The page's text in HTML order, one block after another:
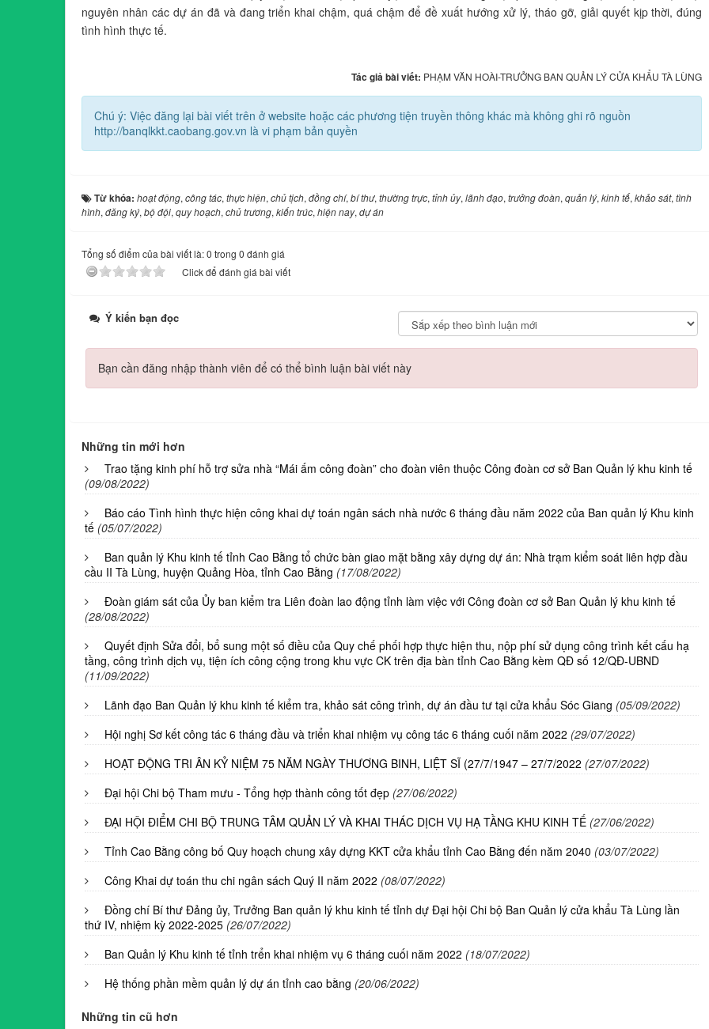
nguyên nhân các dự án đã và đang triển khai chậm, quá chậm để đề xuất hướng xử lý, tháo gỡ, giải quyết kịp thời, đúng
tình hình thực tế.
Tác giả bài viết: PHẠM VĂN HOÀI-TRƯỞNG BAN QUẢN LÝ CỬA KHẨU TÀ LÙNG
Chú ý: Việc đăng lại bài viết trên ở website hoặc các phương tiện truyền thông khác mà không ghi rõ nguồn
http://banqlkkt.caobang.gov.vn là vi phạm bản quyền
Từ khóa: hoạt động, công tác, thực hiện, chủ tịch, đồng chí, bí thư, thường trực, tỉnh ủy, lãnh đạo, trưởng đoàn, quản lý, kinh tế, khảo sát, tình
hình, đăng ký, bộ đội, quy hoạch, chủ trương, kiến trúc, hiện nay, dự án
Tổng số điểm của bài viết là: 0 trong 0 đánh giá
Click để đánh giá bài viết
Ý kiến bạn đọc
Bạn cần đăng nhập thành viên để có thể bình luận bài viết này
Những tin mới hơn
Trao tặng kinh phí hỗ trợ sửa nhà “Mái ấm công đoàn” cho đoàn viên thuộc Công đoàn cơ sở Ban Quản lý khu kinh tế
(09/08/2022)
Báo cáo Tình hình thực hiện công khai dự toán ngân sách nhà nước 6 tháng đầu năm 2022 của Ban quản lý Khu kinh
tế (05/07/2022)
Ban quản lý Khu kinh tế tỉnh Cao Bằng tổ chức bàn giao mặt bằng xây dựng dự án: Nhà trạm kiểm soát liên hợp đầu
cầu II Tà Lùng, huyện Quảng Hòa, tỉnh Cao Bằng (17/08/2022)
Đoàn giám sát của Ủy ban kiểm tra Liên đoàn lao động tỉnh làm việc với Công đoàn cơ sở Ban Quản lý khu kinh tế
(28/08/2022)
Quyết định Sửa đổi, bổ sung một số điều của Quy chế phối hợp thực hiện thu, nộp phí sử dụng công trình kết cấu hạ
tầng, công trình dịch vụ, tiện ích công cộng trong khu vực CK trên địa bàn tỉnh Cao Bằng kèm QĐ số 12/QĐ-UBND
(11/09/2022)
Lãnh đạo Ban Quản lý khu kinh tế kiểm tra, khảo sát công trình, dự án đầu tư tại cửa khẩu Sóc Giang (05/09/2022)
Hội nghị Sơ kết công tác 6 tháng đầu và triển khai nhiệm vụ công tác 6 tháng cuối năm 2022 (29/07/2022)
HOẠT ĐỘNG TRI ÂN KỶ NIỆM 75 NĂM NGÀY THƯƠNG BINH, LIỆT SĨ (27/7/1947 – 27/7/2022 (27/07/2022)
Đại hội Chi bộ Tham mưu - Tổng hợp thành công tốt đẹp (27/06/2022)
ĐẠI HỘI ĐIỂM CHI BỘ TRUNG TÂM QUẢN LÝ VÀ KHAI THÁC DỊCH VỤ HẠ TẦNG KHU KINH TẾ (27/06/2022)
Tỉnh Cao Bằng công bố Quy hoạch chung xây dựng KKT cửa khẩu tỉnh Cao Bằng đến năm 2040 (03/07/2022)
Công Khai dự toán thu chi ngân sách Quý II năm 2022 (08/07/2022)
Đồng chí Bí thư Đảng ủy, Trưởng Ban quản lý khu kinh tế tỉnh dự Đại hội Chi bộ Ban Quản lý cửa khẩu Tà Lùng lần
thứ IV, nhiệm kỳ 2022-2025 (26/07/2022)
Ban Quản lý Khu kinh tế tỉnh trển khai nhiệm vụ 6 tháng cuối năm 2022 (18/07/2022)
Hệ thống phần mềm quản lý dự án tỉnh cao bằng (20/06/2022)
Những tin cũ hơn